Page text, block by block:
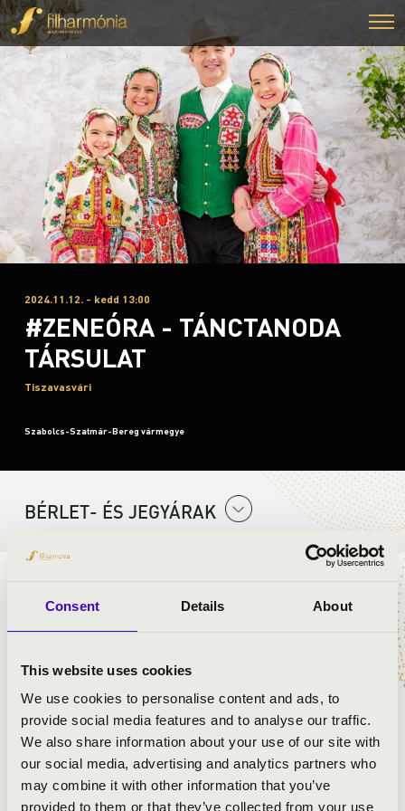
Consent Details About
This website uses cookies
We use cookies to personalise content and ads, to
provide social media features and to analyse our traffic.
We also share information about your use of our site with
our social media, advertising and analytics partners who
may combine it with other information that you’ve
provided to them or that they’ve collected from your use
2024.11.12. - kedd 13:00
#ZENEÓRA - TÁNCTANODA
TÁRSULAT
Tiszavasvári
Szabolcs-Szatmár-Bereg vármegye
BÉRLET- ÉS JEGYÁRAK
területét, majd a Felvidékre utazunk, s mielőtt
elhagynánkhazánkat a nyugati határszélen, megállunk
világába foglalva, interaktívan a gyerekek bevonásával.
ELŐADÓK:
Tánctanoda társulat
Antal Roland- táncművész, néptáncpedagógus